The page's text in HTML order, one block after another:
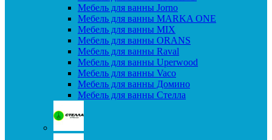
Мебель для ванны Jorno
Мебель для ванны MARKA ONE
Мебель для ванны MIX
Мебель для ванны ORANS
Мебель для ванны Raval
Мебель для ванны Uperwood
Мебель для ванны Vaco
Мебель для ванны Домино
Мебель для ванны Стелла